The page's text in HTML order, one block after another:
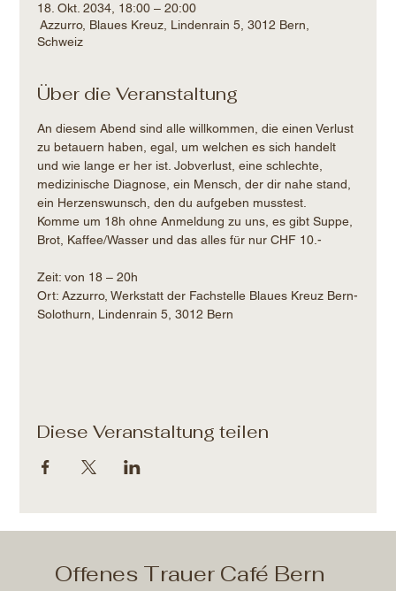
18. Okt. 2034, 18:00 – 20:00
Azzurro, Blaues Kreuz, Lindenrain 5, 3012 Bern,
Schweiz
Über die Veranstaltung
An diesem Abend sind alle willkommen, die einen Verlust
zu betauern haben, egal, um welchen es sich handelt
und wie lange er her ist. Jobverlust, eine schlechte,
medizinische Diagnose, ein Mensch, der dir nahe stand,
ein Herzenswunsch, den du aufgeben musstest.
Komme um 18h ohne Anmeldung zu uns, es gibt Suppe,
Brot, Kaffee/Wasser und das alles für nur CHF 10.-
Zeit: von 18 – 20h​
Ort: Azzurro, Werkstatt der Fachstelle Blaues Kreuz Bern-
Solothurn, Lindenrain 5, 3012 Bern
Diese Veranstaltung teilen
Offenes Trauer Café Bern